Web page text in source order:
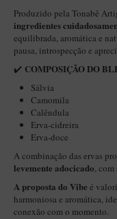
Itália Encerado
Maestro Nacional
Maestro Nacional
Caboclo - 7 Voltas
Cachimbeco
Churchwarden
Fiore
Jateado
Produzido pela Tonabê
ingredientes
equilibrada, aromática e
pausa, introspecção e
✔️ COMPOSIÇÃO DO
Sálvia
Camomila
Calêndula
Erva-cidreira
Erva-doce
A combinação das ervas
levemente adocicado,
A proposta do Vibeé
harmoniosa e aromática,
conexão com o momento.